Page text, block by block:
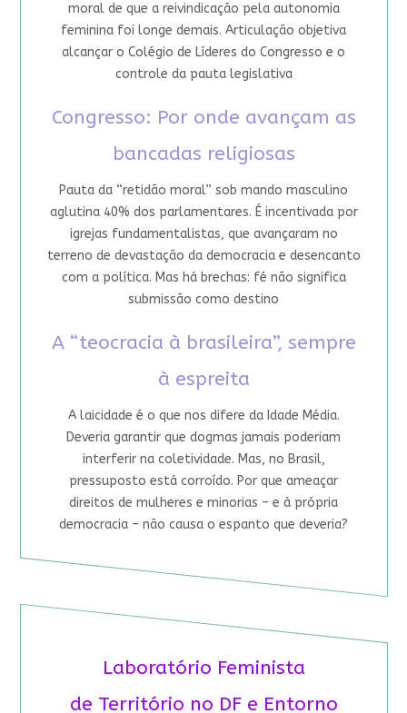
moral de que a reivindicação pela autonomia
feminina foi longe demais. Articulação objetiva
alcançar o Colégio de Líderes do Congresso e o
controle da pauta legislativa
Congresso: Por onde avançam as
bancadas religiosas
Pauta da “retidão moral” sob mando masculino
aglutina 40% dos parlamentares. É incentivada por
igrejas fundamentalistas, que avançaram no
terreno de devastação da democracia e desencanto
com a política. Mas há brechas: fé não significa
submissão como destino
A “teocracia à brasileira”, sempre
à espreita
A laicidade é o que nos difere da Idade Média.
Deveria garantir que dogmas jamais poderiam
interferir na coletividade. Mas, no Brasil,
pressuposto está corroído. Por que ameaçar
direitos de mulheres e minorias – e à própria
democracia – não causa o espanto que deveria?
Laboratório Feminista
de Território no DF e Entorno